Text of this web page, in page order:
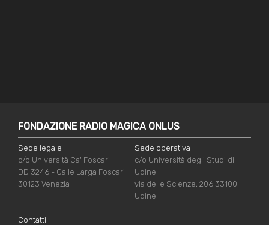
FONDAZIONE RADIO MAGICA ONLUS
Sede legale
c/o Università Ca' Foscari
DD 3246 - Calle Larga Foscari
30123 Venezia
Sede operativa
c/o Università degli Studi di
Udine
via delle Scienze, 206 33100
Udine
Contatti